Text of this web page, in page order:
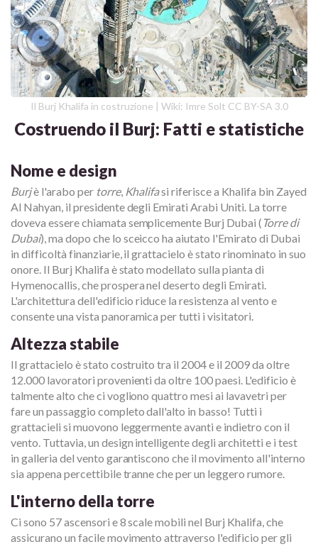
Il Burj Khalifa in costruzione | Wiki: Imre Solt CC BY-SA 3.0
Costruendo il Burj: Fatti e statistiche
Nome e design
Burjè l'arabo per torre, Khalifasi riferisce a Khalifa bin Zayed
Al Nahyan, il presidente degli Emirati Arabi Uniti. La torre
doveva essere chiamata semplicemente Burj Dubai ( Torre di
Dubai), ma dopo che lo sceicco ha aiutato l'Emirato di Dubai
in difficoltà finanziarie, il grattacielo è stato rinominato in suo
onore. Il Burj Khalifa è stato modellato sulla pianta di
Hymenocallis, che prospera nel deserto degli Emirati.
L'architettura dell'edificio riduce la resistenza al vento e
consente una vista panoramica per tutti i visitatori.
Altezza stabile
Il grattacielo è stato costruito tra il 2004 e il 2009 da oltre
12.000 lavoratori provenienti da oltre 100 paesi. L'edificio è
talmente alto che ci vogliono quattro mesi ai lavavetri per
fare un passaggio completo dall'alto in basso! Tutti i
grattacieli si muovono leggermente avanti e indietro con il
vento. Tuttavia, un design intelligente degli architetti e i test
in galleria del vento garantiscono che il movimento all'interno
sia appena percettibile tranne che per un leggero rumore.
L'interno della torre
Ci sono 57 ascensori e 8 scale mobili nel Burj Khalifa, che
assicurano un facile movimento attraverso l'edificio per gli